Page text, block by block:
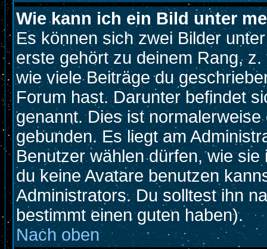
Wie kann ich ein Bild unter
Es können sich zwei Bilder
erste gehört zu deinem Rang,
wie viele Beiträge du
Forum hast. Darunter befindet
genannt. Dies ist
gebunden. Es liegt am
Benutzer wählen dürfen, wie
du keine Avatare benutzen
Administrators. Du solltest ihn
bestimmt einen guten haben).
Nach oben